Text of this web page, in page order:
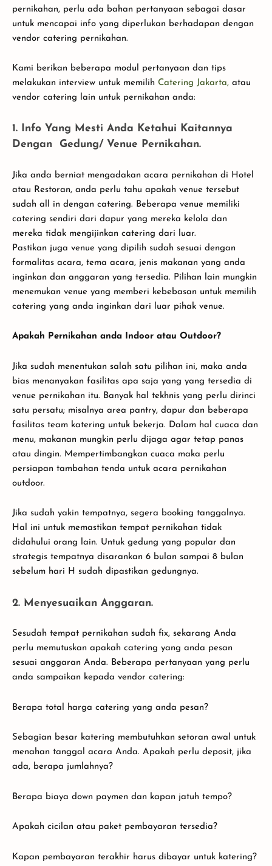
pernikahan, perlu ada bahan pertanyaan sebagai dasar
untuk mencapai info yang diperlukan berhadapan dengan
vendor catering pernikahan.
Kami berikan beberapa modul pertanyaan dan tips
melakukan interview untuk memilih Catering Jakarta, atau
vendor catering lain untuk pernikahan anda:
1. Info Yang Mesti Anda Ketahui Kaitannya
Dengan Gedung/ Venue Pernikahan.
Jika anda berniat mengadakan acara pernikahan di Hotel
atau Restoran, anda perlu tahu apakah venue tersebut
sudah all in dengan catering. Beberapa venue memiliki
catering sendiri dari dapur yang mereka kelola dan
mereka tidak mengijinkan catering dari luar.
Pastikan juga venue yang dipilih sudah sesuai dengan
formalitas acara, tema acara, jenis makanan yang anda
inginkan dan anggaran yang tersedia. Pilihan lain mungkin
menemukan venue yang memberi kebebasan untuk memilih
catering yang anda inginkan dari luar pihak venue.
Apakah Pernikahan anda Indoor atau Outdoor?
Jika sudah menentukan salah satu pilihan ini, maka anda
bias menanyakan fasilitas apa saja yang yang tersedia di
venue pernikahan itu. Banyak hal tekhnis yang perlu dirinci
satu persatu; misalnya area pantry, dapur dan beberapa
fasilitas team katering untuk bekerja. Dalam hal cuaca dan
menu, makanan mungkin perlu dijaga agar tetap panas
atau dingin. Mempertimbangkan cuaca maka perlu
persiapan tambahan tenda untuk acara pernikahan
outdoor.
Jika sudah yakin tempatnya, segera booking tanggalnya.
Hal ini untuk memastikan tempat pernikahan tidak
didahului orang lain. Untuk gedung yang popular dan
strategis tempatnya disarankan 6 bulan sampai 8 bulan
sebelum hari H sudah dipastikan gedungnya.
2. Menyesuaikan Anggaran.
Sesudah tempat pernikahan sudah fix, sekarang Anda
perlu memutuskan apakah catering yang anda pesan
sesuai anggaran Anda. Beberapa pertanyaan yang perlu
anda sampaikan kepada vendor catering:
Berapa total harga catering yang anda pesan?
Sebagian besar katering membutuhkan setoran awal untuk
menahan tanggal acara Anda. Apakah perlu deposit, jika
ada, berapa jumlahnya?
Berapa biaya down paymen dan kapan jatuh tempo?
Apakah cicilan atau paket pembayaran tersedia?
Kapan pembayaran terakhir harus dibayar untuk katering?